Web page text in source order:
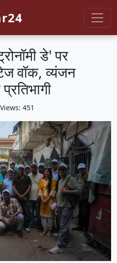
डे' पर
वॉक, व्यंजन
451